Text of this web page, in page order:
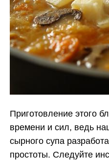
Приготовление этого
времени и сил, ведь
сырного супа
простоты. Следуйте